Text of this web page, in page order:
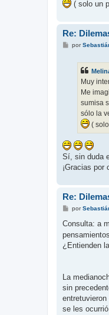
( solo un
Re:
Mpor
Muy
Me
sumisa
sólo la
(
Sí, sin duda
¡Gracias por
Re:
M
n
a
j
e
por
Consulta: a
¿Entienden
La
sin
se les